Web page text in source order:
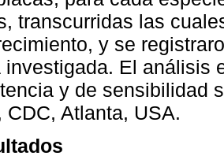
transcurridas las
y se
investigada. El análisis
y de sensibilidad
CDC, Atlanta, USA.